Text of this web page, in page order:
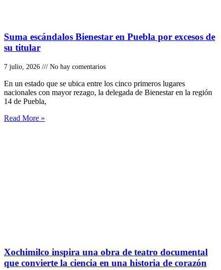
Suma escándalos Bienestar en Puebla por excesos de
su titular
7 julio, 2026 No hay comentarios
En un estado que se ubica entre los cinco primeros lugares
nacionales con mayor rezago, la delegada de Bienestar en la región
14 de Puebla,
Read More »
Xochimilco inspira una obra de teatro documental
que convierte la ciencia en una historia de corazón